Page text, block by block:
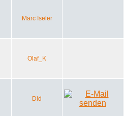
Marc Iseler
Olaf_K
Did